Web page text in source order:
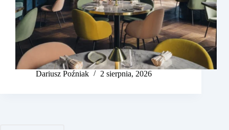
Dariusz Poźniak 2 sierpnia, 2026